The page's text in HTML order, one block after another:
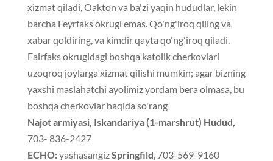
xizmat qiladi, Oakton va ba'zi yaqin hududlar, lekin
barcha Feyrfaks okrugi emas. Qo'ng'iroq qiling va
xabar qoldiring, va kimdir qayta qo'ng'iroq qiladi.
Fairfaks okrugidagi boshqa katolik cherkovlari
uzoqroq joylarga xizmat qilishi mumkin; agar bizning
yaxshi maslahatchi ayolimiz yordam bera olmasa, bu
boshqa cherkovlar haqida so'rang
Najot armiyasi, Iskandariya (1-marshrut) Hudud,
703- 836-2427
ECHO:yashasangizSpringfild, 703-569-9160